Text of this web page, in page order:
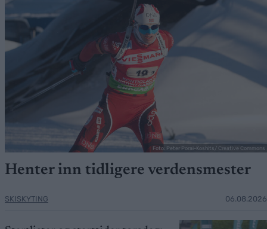
Foto: Peter Porai-Koshits/ Creative Commons
Henter inn tidligere verdensmester
SKISKYTING 06.08.2026